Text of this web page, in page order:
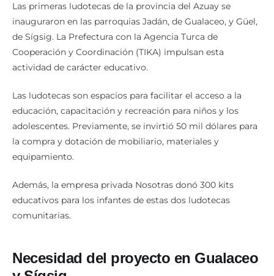
Las primeras ludotecas de la provincia del Azuay se
inauguraron en las parroquias Jadán, de Gualaceo, y Güel,
de Sígsig. La Prefectura con la Agencia Turca de
Cooperación y Coordinación (TIKA) impulsan esta
actividad de carácter educativo.
Las ludotecas son espacios para facilitar el acceso a la
educación, capacitación y recreación para niños y los
adolescentes. Previamente, se invirtió 50 mil dólares para
la compra y dotación de mobiliario, materiales y
equipamiento.
Además, la empresa privada Nosotras donó 300 kits
educativos para los infantes de estas dos ludotecas
comunitarias.
Necesidad del proyecto en Gualaceo